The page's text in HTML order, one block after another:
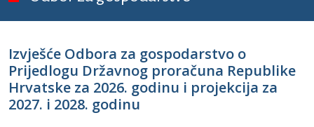
Izvješće Odbora za gospodarstvo o
Prijedlogu Državnog proračuna Republike
Hrvatske za 2026. godinu i projekcija za
2027. i 2028. godinu